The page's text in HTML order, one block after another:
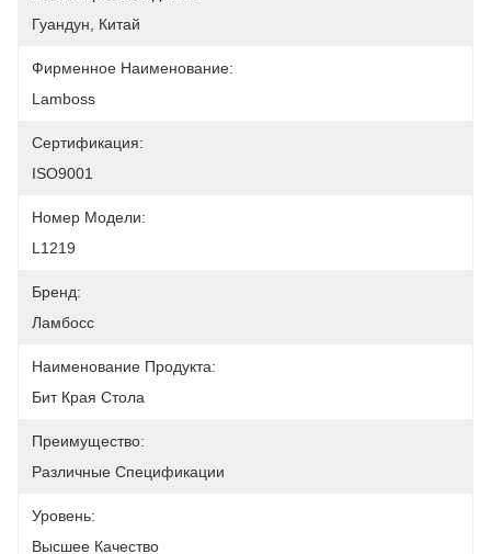
Гуандун, Китай
Фирменное Наименование:
Lamboss
Сертификация:
ISO9001
Номер Модели:
L1219
Бренд:
Ламбосс
Наименование Продукта:
Бит Края Стола
Преимущество:
Различные Спецификации
Уровень:
Высшее Качество